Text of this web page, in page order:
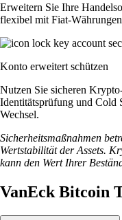
Erweitern Sie Ihre
flexibel mit Fiat-
Konto erweitert schützen
Nutzen Sie sicheren
Identitätsprüfung und Cold
Wechsel.
Sicherheitsmaßnahmen
Wertstabilität der Assets.
kann den Wert Ihrer
VanEck Bitcoin